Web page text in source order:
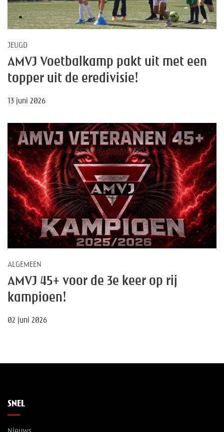
JEUGD
AMVJ Voetbalkamp pakt uit met een
topper uit de eredivisie!
13 juni 2026
ALGEMEEN
AMVJ 45+ voor de 3e keer op rij
kampioen!
02 juni 2026
SNEL